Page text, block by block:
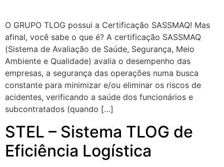
O GRUPO TLOG possui a Certificação SASSMAQ! Mas
afinal, você sabe o que é? A certificação SASSMAQ
(Sistema de Avaliação de Saúde, Segurança, Meio
Ambiente e Qualidade) avalia o desempenho das
empresas, a segurança das operações numa busca
constante para minimizar e/ou eliminar os riscos de
acidentes, verificando a saúde dos funcionários e
subcontratados (quando […]
STEL – Sistema TLOG de
Eficiência Logística